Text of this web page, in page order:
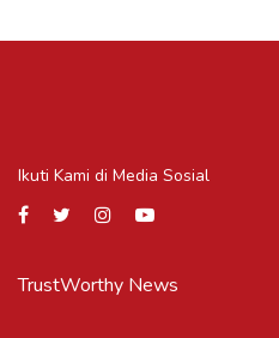
Ikuti Kami di Media Sosial
TrustWorthy News